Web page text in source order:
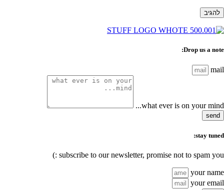
Drop us a note:
mail
what ever is on your mind...
send
stay tuned:
subscribe to our newsletter, promise not to spam you :)
your name
your email